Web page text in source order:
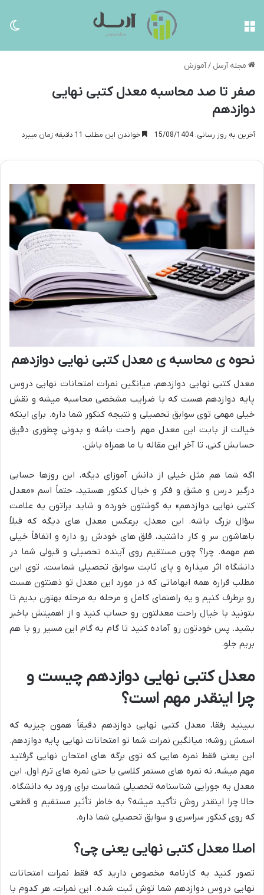
مجله آرسل /آموزش
صفر تا صد محاسبه معدل کتبی نهایی
دوازدهم
آخرین به روز رسانی: 15/08/1404 خواندن این مطلب 11 دقیقه زمان میبرد
نحوه ی محاسبه ی معدل کتبی نهایی دوازدهم
معدل کتبی نهایی دوازدهم، میانگین نمرات امتحانات نهایی دروس
پایه دوازدهم هست که با ضرایب مشخصی محاسبه میشه و نقش
خیلی مهمی توی سوابق تحصیلی و نتیجه کنکور شما داره. برای اینکه
خیالت از بابت این معدل مهم راحت باشه و بدونی چطوری دقیق
حسابش کنی، تا آخر این مقاله با ما همراه باش.
اگه شما هم مثل خیلی از دانش آموزای دیگه، این روزها حسابی
درگیر درس و مشق و فکر و خیال کنکور هستید، حتماً اسم «معدل
کتبی نهایی دوازدهم» به گوشتون خورده و شاید براتون یه علامت
سؤال بزرگ باشه. این معدل، برعکس معدل های دیگه که قبلاً
باهاشون سر و کار داشتید، قلق های خودش رو داره و اتفاقاً خیلی
هم مهمه. چرا؟ چون مستقیم روی آینده تحصیلی و قبولی شما در
دانشگاه اثر میذاره و پای ثابت سوابق تحصیلی شماست. توی این
مطلب قراره همه ابهاماتی که در مورد این معدل تو ذهنتون هست
رو برطرف کنیم و یه راهنمای کامل و مرحله به مرحله بهتون بدیم تا
بتونید با خیال راحت معدلتون رو حساب کنید و از اهمیتش باخبر
بشید. پس خودتون رو آماده کنید تا گام به گام این مسیر رو با هم
بریم جلو.
معدل کتبی نهایی دوازدهم چیست و
چرا اینقدر مهم است؟
ببینید رفقا، معدل کتبی نهایی دوازدهم دقیقاً همون چیزیه که
اسمش روشه: میانگین نمرات شما تو امتحانات نهایی پایه دوازدهم.
این یعنی فقط نمره هایی که توی برگه های امتحان نهایی گرفتید
مهم میشه، نه نمره های مستمر کلاسی یا حتی نمره های ترم اول. این
معدل یه جورایی شناسنامه تحصیلی شماست برای ورود به دانشگاه.
حالا چرا اینقدر روش تأکید میشه؟ به خاطر تأثیر مستقیم و قطعی
که روی کنکور سراسری و سوابق تحصیلی شما داره.
اصلا معدل کتبی نهایی یعنی چی؟
تصور کنید یه کارنامه مخصوص دارید که فقط نمرات امتحانات
نهایی دروس دوازدهم شما توش ثبت شده. این نمرات، هر کدوم با